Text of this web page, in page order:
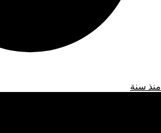
منذ سنة